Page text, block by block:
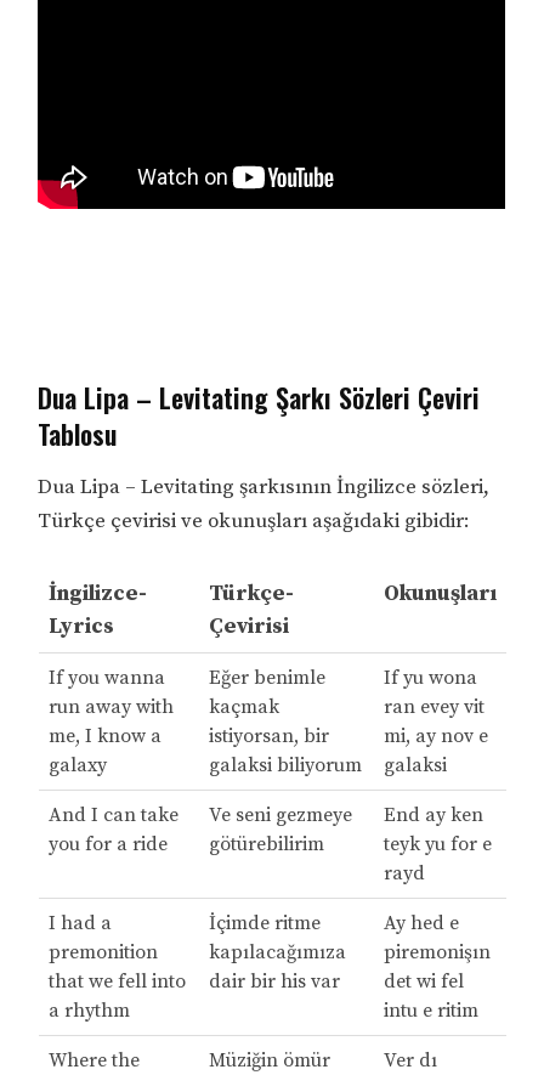
Dua Lipa – Levitating Şarkı Sözleri Çeviri
Tablosu
Dua Lipa – Levitating şarkısının İngilizce sözleri,
Türkçe çevirisi ve okunuşları aşağıdaki gibidir:
İngilizce-
Lyrics
Türkçe-
Çevirisi
Okunuşları
If you wanna
run away with
me, I know a
galaxy
Eğer benimle
kaçmak
istiyorsan, bir
galaksi biliyorum
If yu wona
ran evey vit
mi, ay nov e
galaksi
And I can take
you for a ride
Ve seni gezmeye
götürebilirim
End ay ken
teyk yu for e
rayd
I had a
premonition
that we fell into
a rhythm
İçimde ritme
kapılacağımıza
dair bir his var
Ay hed e
piremonişın
det wi fel
intu e ritim
Where the
Müziğin ömür
Ver dı